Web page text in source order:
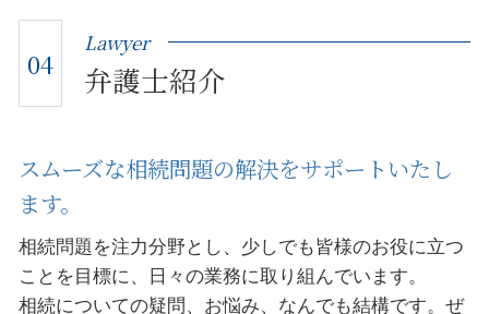
04
Lawyer
弁護士紹介
スムーズな相続問題の解決をサポートいたし
ます。
相続問題を注力分野とし、少しでも皆様のお役に立つ
ことを目標に、日々の業務に取り組んでいます。
相続についての疑問、お悩み、なんでも結構です。ぜ